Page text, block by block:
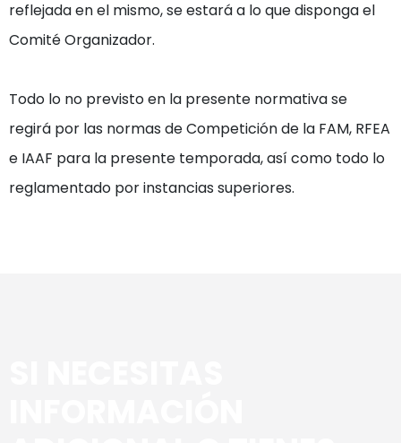
reflejada en el mismo, se estará a lo que disponga el
Comité Organizador.
Todo lo no previsto en la presente normativa se
regirá por las normas de Competición de la FAM, RFEA
e IAAF para la presente temporada, así como todo lo
reglamentado por instancias superiores.